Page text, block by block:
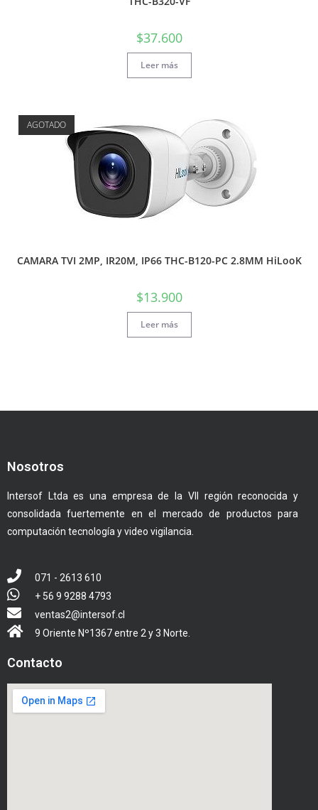
$37.600
Leer más
AGOTADO
CAMARA TVI 2MP, IR20M, IP66 THC-B120-PC 2.8MM HiLooK
$13.900
Leer más
Nosotros
Intersof Ltda es una empresa de la VII región reconocida y
consolidada fuertemente en el mercado de productos para
computación tecnología y video vigilancia.
071 - 2613 610
+ 56 9 9288 4793
ventas2@intersof.cl
9 Oriente Nº1367 entre 2 y 3 Norte.
Contacto